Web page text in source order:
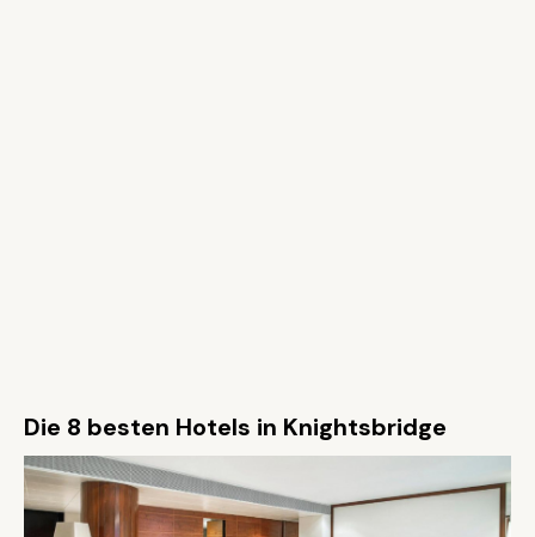
Die 8 besten Hotels in Knightsbridge